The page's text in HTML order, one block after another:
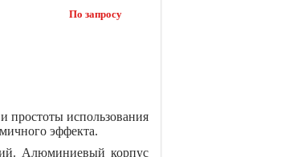
По запросу
простоты использования
эффекта.
Алюминиевый корпус